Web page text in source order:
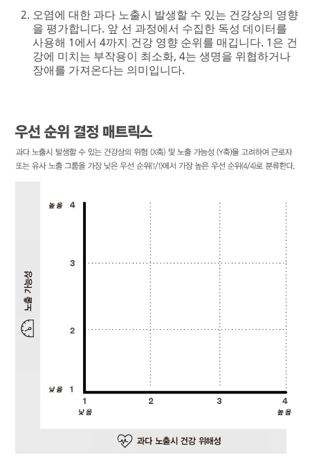
오염에 대한 과다 노출시 발생할 수 있는 건강상의 영향
을 평가합니다. 앞 선 과정에서 수집한 독성 데이터를
사용해 1에서 4까지 건강 영향 순위를 매깁니다. 1은 건
강에 미치는 부작용이 최소화, 4는 생명을 위협하거나
장애를 가져온다는 의미입니다.